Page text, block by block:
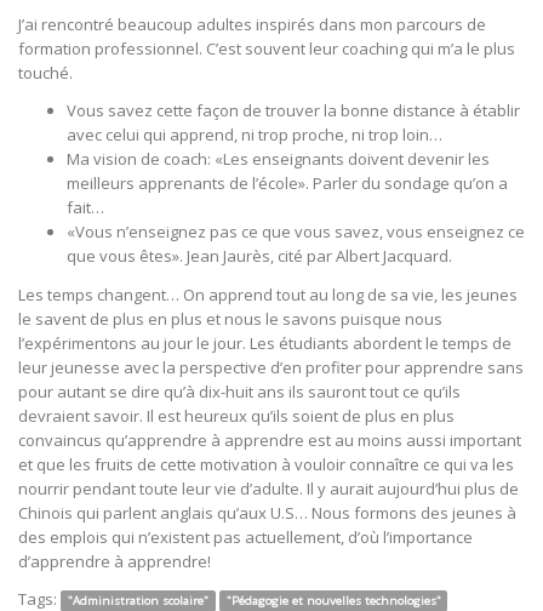
J’ai rencontré beaucoup adultes inspirés dans mon parcours de
formation professionnel. C’est souvent leur coaching qui m’a le plus
touché.
Vous savez cette façon de trouver la bonne distance à établir
avec celui qui apprend, ni trop proche, ni trop loin…
Ma vision de coach: «Les enseignants doivent devenir les
meilleurs apprenants de l’école». Parler du sondage qu’on a
fait…
«Vous n’enseignez pas ce que vous savez, vous enseignez ce
que vous êtes». Jean Jaurès, cité par Albert Jacquard.
Les temps changent… On apprend tout au long de sa vie, les jeunes
le savent de plus en plus et nous le savons puisque nous
l’expérimentons au jour le jour. Les étudiants abordent le temps de
leur jeunesse avec la perspective d’en profiter pour apprendre sans
pour autant se dire qu’à dix-huit ans ils sauront tout ce qu’ils
devraient savoir. Il est heureux qu’ils soient de plus en plus
convaincus qu’apprendre à apprendre est au moins aussi important
et que les fruits de cette motivation à vouloir connaître ce qui va les
nourrir pendant toute leur vie d’adulte. Il y aurait aujourd’hui plus de
Chinois qui parlent anglais qu’aux U.S… Nous formons des jeunes à
des emplois qui n’existent pas actuellement, d’où l’importance
d’apprendre à apprendre!
Tags:
"Administration scolaire"
"Pédagogie et nouvelles technologies"